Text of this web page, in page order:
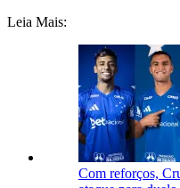
Leia Mais:
Com reforços,